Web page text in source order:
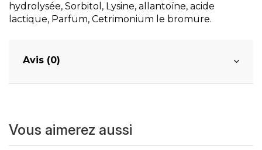
hydrolysée, Sorbitol, Lysine, allantoïne, acide
lactique, Parfum, Cetrimonium le bromure.
Avis (0)
Vous aimerez aussi